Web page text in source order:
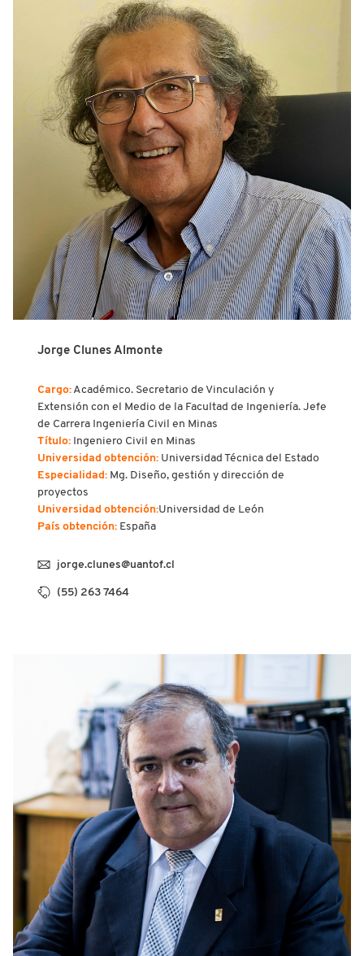
Jorge Clunes Almonte
Cargo: Académico. Secretario de Vinculación y
Extensión con el Medio de la Facultad de Ingeniería. Jefe
de Carrera Ingeniería Civil en Minas
Título: Ingeniero Civil en Minas
Universidad obtención: Universidad Técnica del Estado
Especialidad: Mg. Diseño, gestión y dirección de
proyectos
Universidad obtención:Universidad de León
País obtención: España
jorge.clunes@uantof.cl
(55) 263 7464